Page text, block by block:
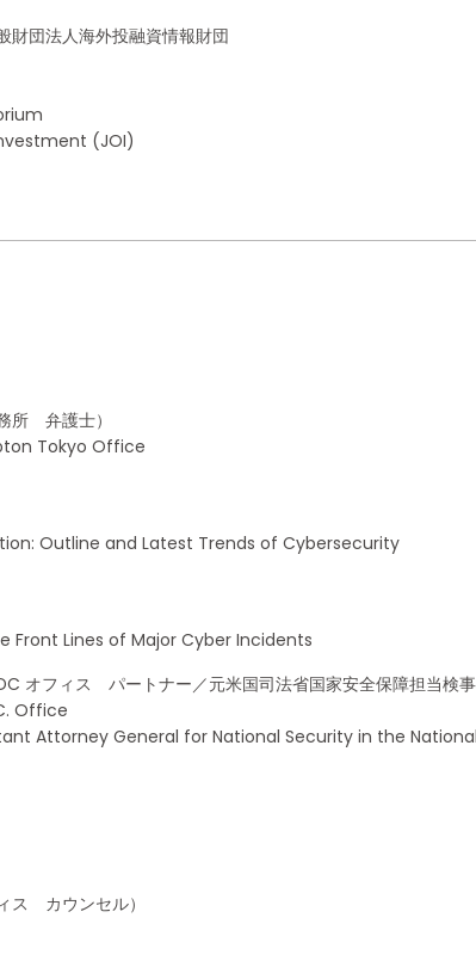
財団法人海外投融資情報財団
(JOI)
所 弁護士）
Tokyo Office
Outline and Latest Trends of Cybersecurity
Front Lines of Major Cyber Incidents
オフィス パートナー／元米国司法省国家安全保障担当検事
Office
Attorney General for National Security in the
ス カウンセル）